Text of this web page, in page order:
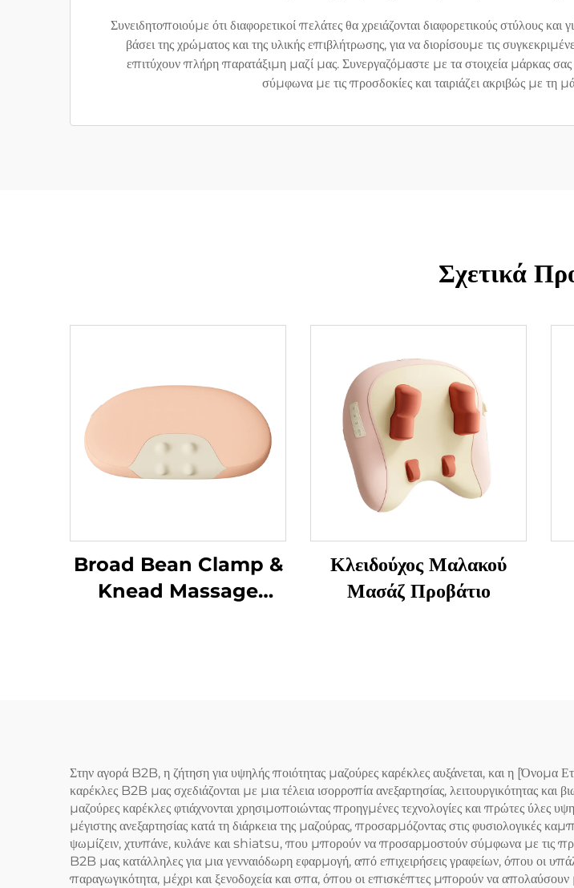
Συνειδητοποιούμε ότι διαφορετικοί πελάτες θα χρειάζονται διαφορετικούς στύλους
βάσει της χρώματος και της υλικής επιβλήτρωσης, για να διορίσουμε τις
επιτύχουν πλήρη παρατάξιμη μαζί μας. Συνεργαζόμαστε με τα στοιχεία μάρκας σας
σύμφωνα με τις προσδοκίες και ταιριάζει ακριβώς με τη
Σχετικά
Broad Bean Clamp &
Knead Massage
Κλειδούχος Μαλακού
Μασάζ Προβάτιο
Στην αγορά B2B, η ζήτηση για υψηλής ποιότητας μαζούρες καρέκλες αυξάνεται, και η [Όνομα
καρέκλες B2B μας σχεδιάζονται με μια τέλεια ισορροπία ανεξαρτησίας, λειτουργικότητας και
μαζούρες καρέκλες φτιάχνονται χρησιμοποιώντας προηγμένες τεχνολογίες και πρώτες ύλες
μέγιστης ανεξαρτησίας κατά τη διάρκεια της μαζούρας, προσαρμόζοντας στις φυσιολογικές
ψωμίζειν, χτυπάνε, κυλάνε και shiatsu, που μπορούν να προσαρμοστούν σύμφωνα με τις
B2B μας κατάλληλες για μια γενναιόδωρη εφαρμογή, από επιχειρήσεις γραφείων, όπου οι
παραγωγικότητα, μέχρι και ξενοδοχεία και σπα, όπου οι επισκέπτες μπορούν να απολαύσουν